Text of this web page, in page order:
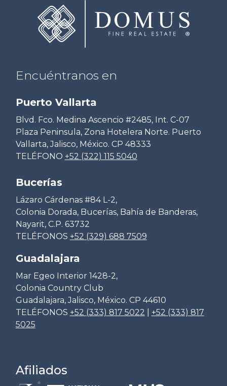
Encuéntranos en
Puerto Vallarta
Blvd. Fco. Medina Ascencio #2485, Int. C-07
Plaza Peninsula, Zona Hotelera Norte. Puerto
Vallarta, Jalisco, México. CP 48333
TELÉFONO +52 (322) 115 5040
Bucerías
Lázaro Cárdenas #84 L-2,
Colonia Dorada, Bucerías, Bahía de Banderas,
Nayarit, C.P. 63732
TELÉFONOS +52 (329) 688 7509
Guadalajara
Mar Egeo Interior 1428-2,
Colonia Country Club
Guadalajara, Jalisco, México. CP 44610
TELÉFONOS +52 (333) 817 5022
+52 (333) 817
5025
Afiliados